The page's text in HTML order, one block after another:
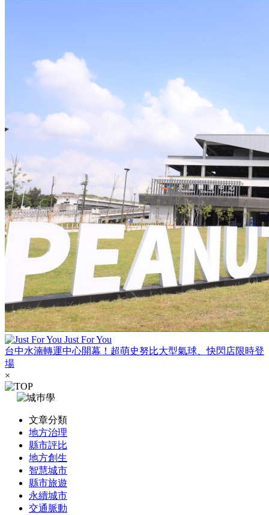
Just For You
台中水湳轉運中心開幕！超萌史努比大型氣球、快閃店限時登
場
×
文章分類
地方治理
縣市評比
地方創生
智慧城市
縣市旅遊
永續城市
交通脈動